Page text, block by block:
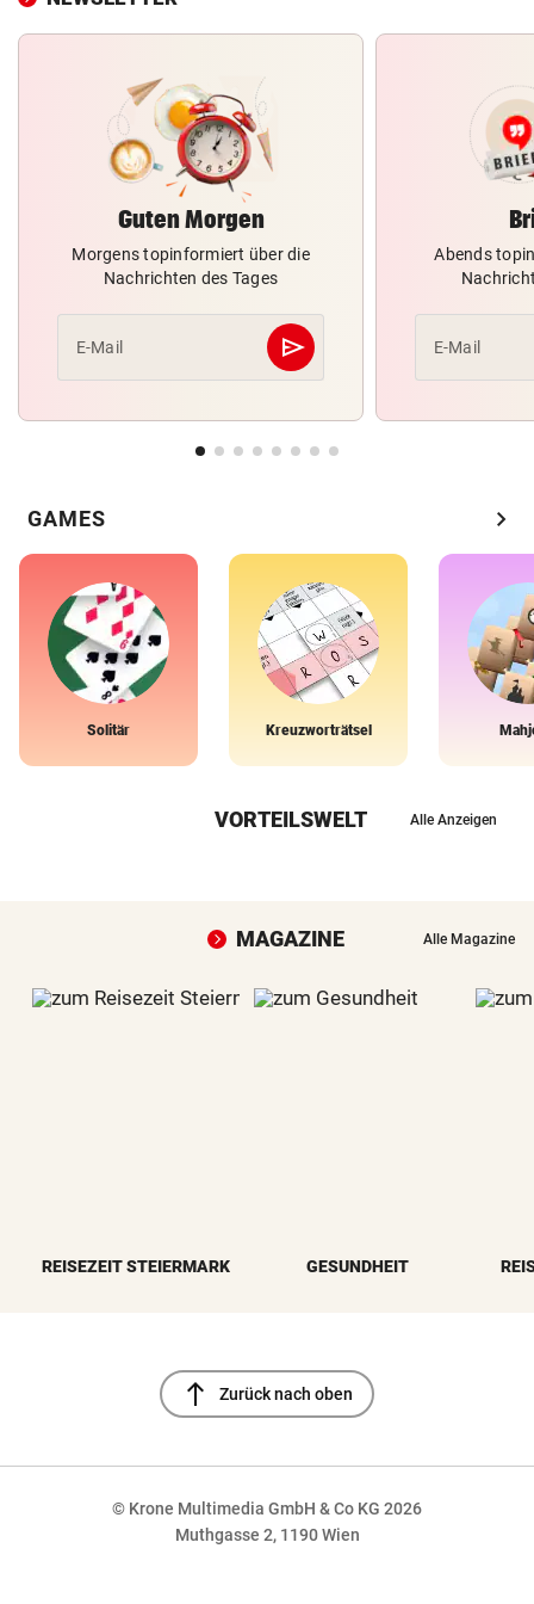
Guten Morgen
Morgens topinformiert über die
Nachrichten des Tages
E-Mail send
Abschicken
Abends
E-Mail
GAMES chevron_right
Solitär Kreuzworträtsel
VORTEILSWELT Alle Anzeigen
MAGAZINE Alle Magazine
REISEZEIT STEIERMARK GESUNDHEIT
north Zurück nach oben
© Krone Multimedia GmbH & Co KG 2026
Muthgasse 2, 1190 Wien